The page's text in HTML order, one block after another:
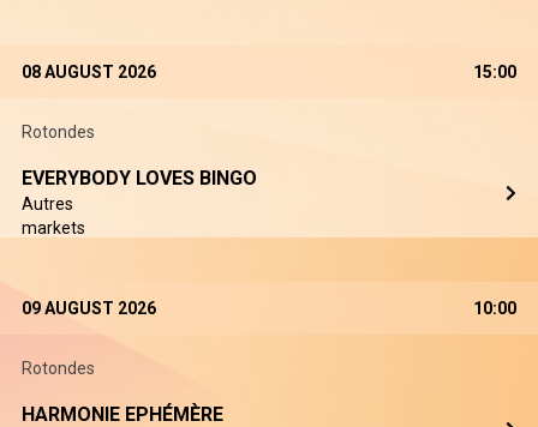
08 AUGUST 2026 15:00
Rotondes
EVERYBODY LOVES BINGO
Autres
markets
09 AUGUST 2026 10:00
Rotondes
HARMONIE EPHÉMÈRE